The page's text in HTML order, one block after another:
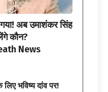
अब उमाशंकर सिंह
कौन?
News
लिए भविष्य दांव पर!